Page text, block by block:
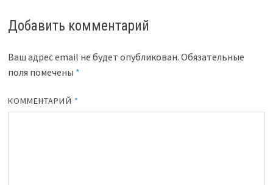
Добавить комментарий
Ваш адрес email не будет опубликован. Обязательные
поля помечены *
КОММЕНТАРИЙ *